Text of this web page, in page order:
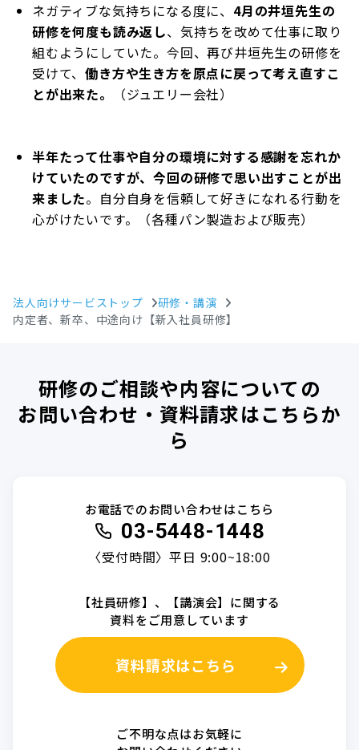
法人向けサービストップ
研修・講演
内定者、新卒、中途向け【新入社員研修】
ネガティブな気持ちになる度に、 4月の井垣先生の
研修を何度も読み返し、気持ちを改めて仕事に取り
組むようにしていた。今回、再び井垣先生の研修を
受けて、働き方や生き方を原点に戻って考え直すこ
とが出来た。
（ジュエリー会社）
半年たって仕事や自分の環境に対する感謝を忘れか
けていたのですが、今回の研修で思い出すことが出
来ました。自分自身を信頼して好きになれる行動を
心がけたいです。（各種パン製造および販売）
研修のご相談や内容についての
お問い合わせ・資料請求はこちらか
ら
お電話でのお問い合わせはこちら
03-5448-1448
〈受付時間〉平日 9:00~18:00
【社員研修】、【講演会】に関する
資料をご用意しています
資料請求はこちら
ご不明な点はお気軽に